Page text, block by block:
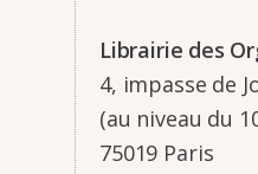
Librai­rie des
4, impasse de
(au niveau du
75019 Paris